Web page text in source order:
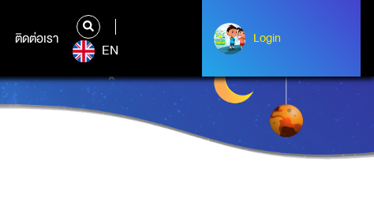
ติดต่อเรา
ติดต่อเรา
EN
Login
Login